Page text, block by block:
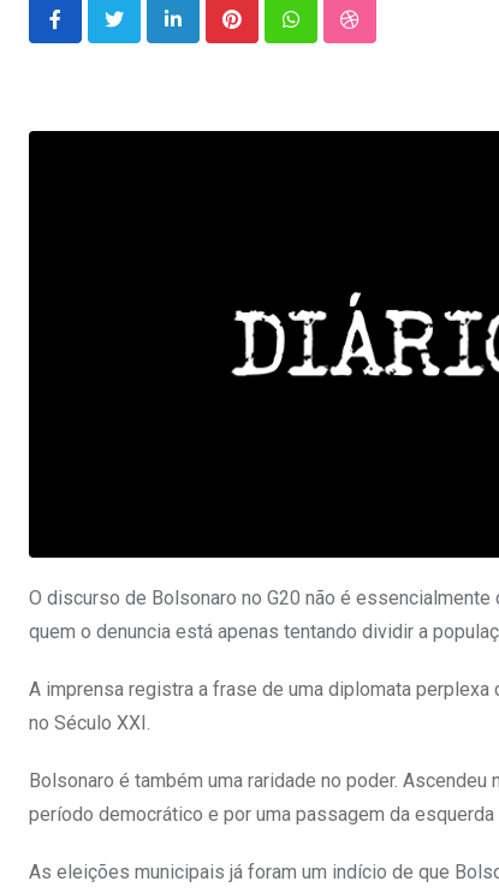
LinkedInPinterestWhatsappStumbleUpon
O discurso de Bolsonaro no G20 não é
quem o denuncia está apenas tentando dividir a
A imprensa registra a frase de uma diplomata
no Século XXI.
Bolsonaro é também uma raridade no poder.
período democrático e por uma passagem da
As eleições municipais já foram um indício de que